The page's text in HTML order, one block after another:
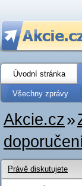
Úvodní stránka
Všechny zprávy
Akcie.cz»
Právě diskutujete